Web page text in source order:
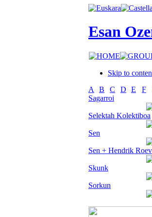
Esan
Skip to
A
B C D E F
Sagarroi
Selektah Kolektiboa
Sen
Sen + Hendrik
Skunk
Sorkun